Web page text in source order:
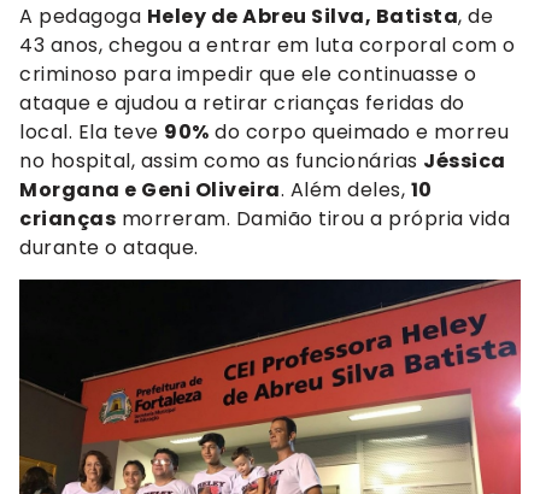
A pedagoga Heley de Abreu Silva, Batista, de
43 anos, chegou a entrar em luta corporal com o
criminoso para impedir que ele continuasse o
ataque e ajudou a retirar crianças feridas do
local. Ela teve 90% do corpo queimado e morreu
no hospital, assim como as funcionárias Jéssica
Morgana e Geni Oliveira. Além deles, 10
crianças morreram. Damião tirou a própria vida
durante o ataque.